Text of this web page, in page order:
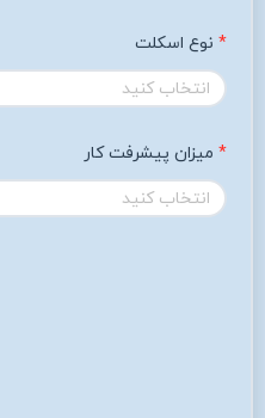
نوع اسکلت
انتخاب کنید
میزان پیشرفت کار
انتخاب کنید